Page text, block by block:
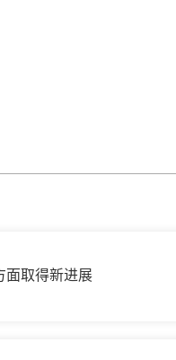
面取得新进展